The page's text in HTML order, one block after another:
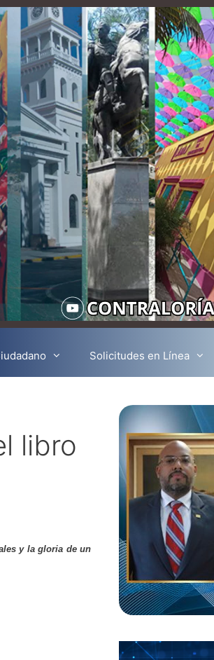
Solicitudes en Línea
libro
y la gloria de un